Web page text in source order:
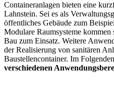
Containeranlagen bieten eine
Lahnstein. Sei es als
öffentliches Gebäude zum
Modulare Raumsysteme
Bau zum Einsatz. Weitere
der Realisierung von sanitären
Baustellencontainer. Im
verschiedenen